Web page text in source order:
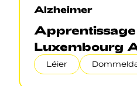
Alzheimer
Luxembourg
Léier